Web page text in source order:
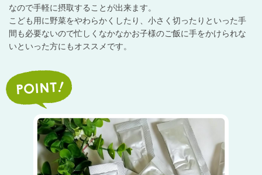
なので手軽に摂取することが出来ます。
こども用に野菜をやわらかくしたり、小さく切ったりといった手
間も必要ないので忙しくなかなかお子様のご飯に手をかけられな
いといった方にもオススメです。